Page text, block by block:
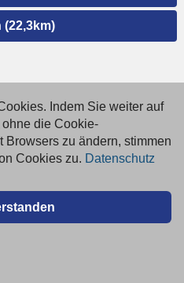
(22,3km)
Indem Sie weiter auf
die Cookie-
Browsers zu ändern, stimmen
Cookies zu. Datenschutz